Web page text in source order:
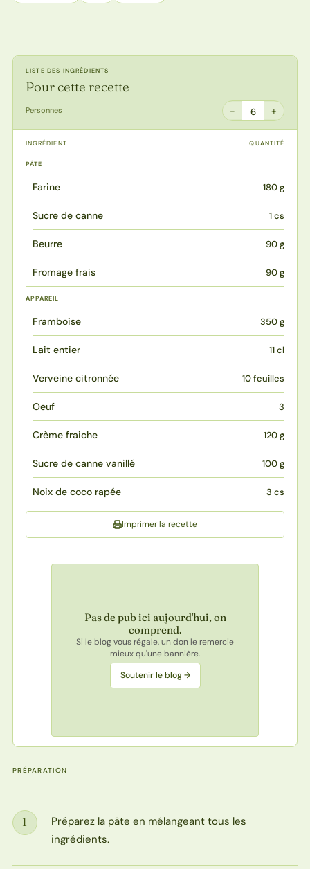
LISTE DES INGRÉDIENTS
Pour cette recette
Personnes − 6 +
INGRÉDIENT QUANTITÉ
PÂTE
Farine 180 g
Sucre de canne 1 cs
Beurre 90 g
Fromage frais 90 g
APPAREIL
Framboise 350 g
Lait entier 11 cl
Verveine citronnée 10 feuilles
Oeuf 3
Crème fraiche 120 g
Sucre de canne vanillé 100 g
Noix de coco rapée 3 cs
Imprimer la recette
Pas de pub ici aujourd'hui, on
comprend.
Si le blog vous régale, un don le remercie
mieux qu'une bannière.
Soutenir le blog →
PRÉPARATION
Étape
1
Préparez la pâte en mélangeant tous les
ingrédients.